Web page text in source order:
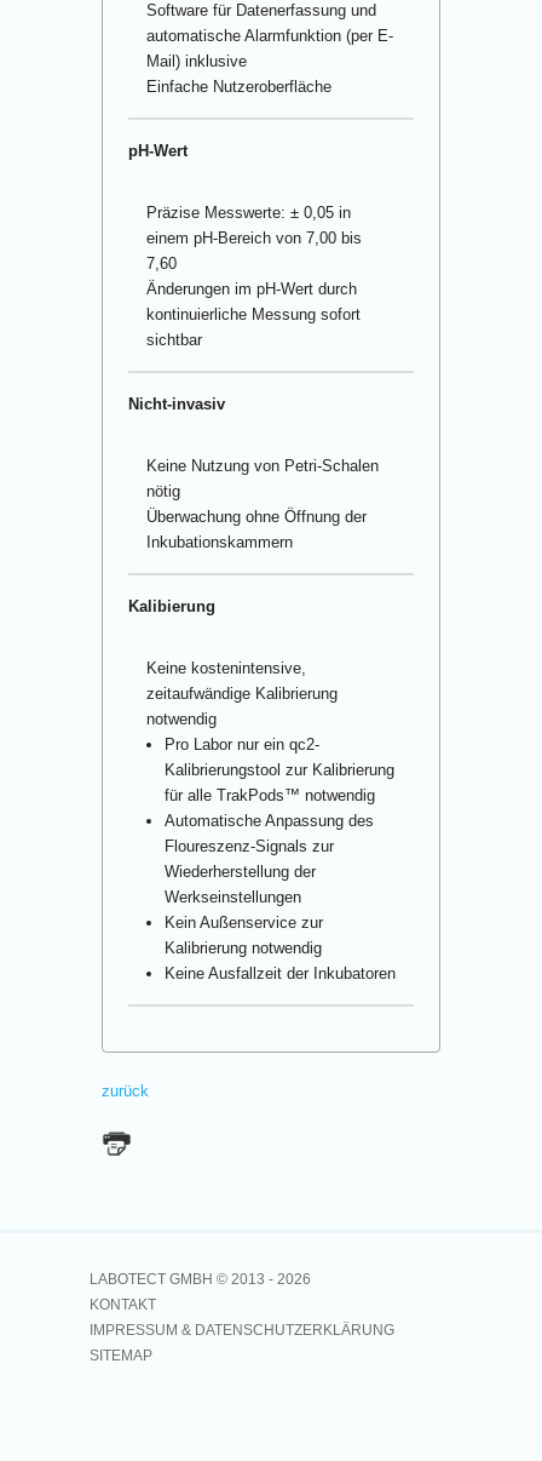
Software für Datenerfassung und
automatische Alarmfunktion (per E-
Mail) inklusive
Einfache Nutzeroberfläche
pH-Wert
Präzise Messwerte: ± 0,05 in
einem pH-Bereich von 7,00 bis
7,60
Änderungen im pH-Wert durch
kontinuierliche Messung sofort
sichtbar
Nicht-invasiv
Keine Nutzung von Petri-Schalen
nötig
Überwachung ohne Öffnung der
Inkubationskammern
Kalibierung
Keine kostenintensive,
zeitaufwändige Kalibrierung
notwendig
Pro Labor nur ein qc2-
Kalibrierungstool zur Kalibrierung
für alle TrakPods™ notwendig
Automatische Anpassung des
Floureszenz-Signals zur
Wiederherstellung der
Werkseinstellungen
Kein Außenservice zur
Kalibrierung notwendig
Keine Ausfallzeit der Inkubatoren
zurück
LABOTECT GMBH © 2013 - 2026
KONTAKT
IMPRESSUM & DATENSCHUTZERKLÄRUNG
SITEMAP